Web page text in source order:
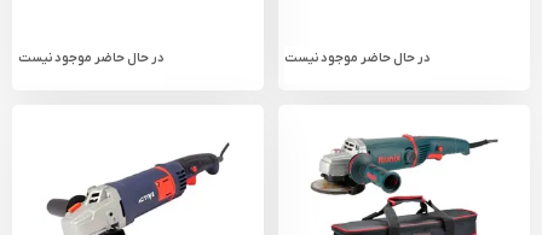
در حال حاضر موجود نیست در حال حاضر موجود نیست